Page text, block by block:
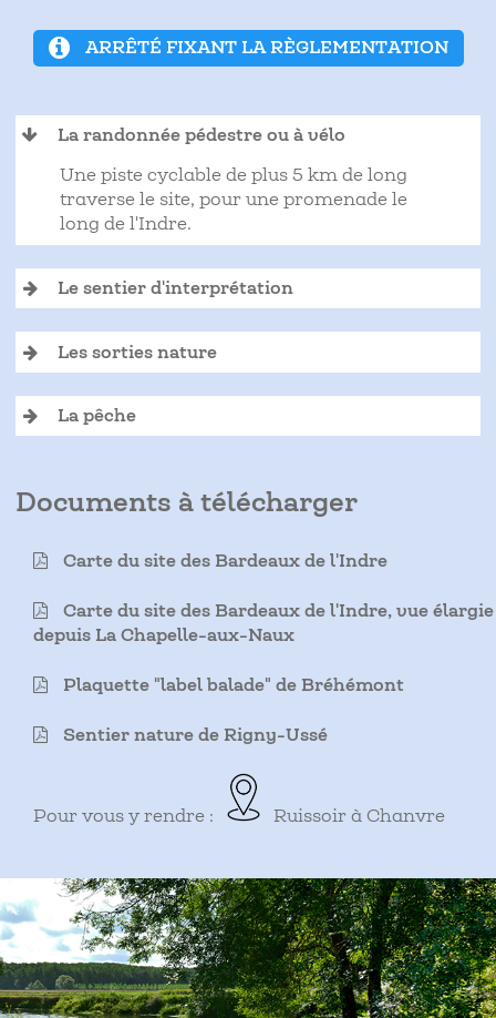
ARRÊTÉ FIXANT LA RÈGLEMENTATION
La randonnée pédestre ou à vélo
Une piste cyclable de plus 5 km de long
traverse le site, pour une promenade le
long de l'Indre.
Le sentier d'interprétation
Les sorties nature
La pêche
Documents à télécharger
Carte du site des Bardeaux de l'Indre
Carte du site des Bardeaux de l'Indre, vue élargie
depuis La Chapelle-aux-Naux
Plaquette "label balade" de Bréhémont
Sentier nature de Rigny-Ussé
Pour vous y rendre : Ruissoir à Chanvre